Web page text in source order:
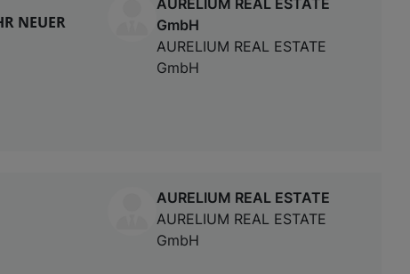
NEUER
GmbH
AURELIUM REAL ESTATE
GmbH
AURELIUM REAL ESTATE
AURELIUM REAL ESTATE
GmbH